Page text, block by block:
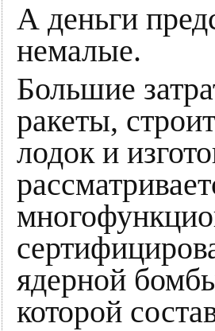
А деньги
немалые.
Большие
ракеты,
лодок и
ядерной
которой